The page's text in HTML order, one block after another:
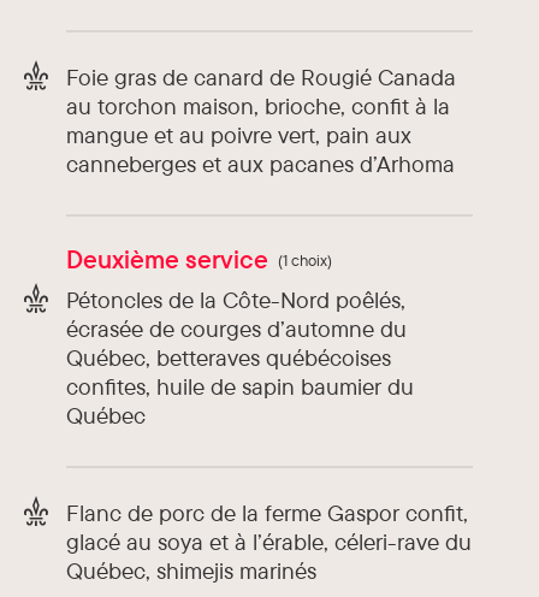
Foie gras de canard de Rougié Canada
au torchon maison, brioche, confit à la
mangue et au poivre vert, pain aux
canneberges et aux pacanes d’Arhoma
Deuxième service (1 choix)
Pétoncles de la Côte-Nord poêlés,
écrasée de courges d’automne du
Québec, betteraves québécoises
confites, huile de sapin baumier du
Québec
Flanc de porc de la ferme Gaspor confit,
glacé au soya et à l’érable, céleri-rave du
Québec, shimejis marinés